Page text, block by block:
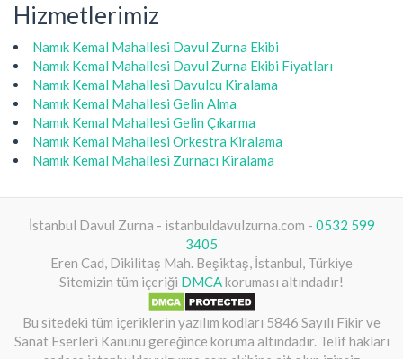
Hizmetlerimiz
Namık Kemal Mahallesi Davul Zurna Ekibi
Namık Kemal Mahallesi Davul Zurna Ekibi Fiyatları
Namık Kemal Mahallesi Davulcu Kiralama
Namık Kemal Mahallesi Gelin Alma
Namık Kemal Mahallesi Gelin Çıkarma
Namık Kemal Mahallesi Orkestra Kiralama
Namık Kemal Mahallesi Zurnacı Kiralama
İstanbul Davul Zurna - istanbuldavulzurna.com - 0532 599
3405
Eren Cad, Dikilitaş Mah. Beşiktaş, İstanbul, Türkiye
Sitemizin tüm içeriği DMCAkoruması altındadır!
Bu sitedeki tüm içeriklerin yazılım kodları 5846 Sayılı Fikir ve
Sanat Eserleri Kanunu gereğince koruma altındadır. Telif hakları